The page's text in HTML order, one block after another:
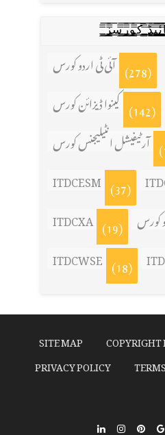
̳̿͟͞ک̳̿͟͞و̳̿͟͞ر̳̿͟͞س̳̿͟͞ز̳̿͟͞
آئی ٹی اردو کورس (278)
کینوا ڈیزائن کورس (142)
آرٹیفیشل انٹیلیجنس کورس
ITDCESM (37)
ITDCXA (19) کورس
ITDCWSE (18)
SITE MAP
PRIVACY POLICY